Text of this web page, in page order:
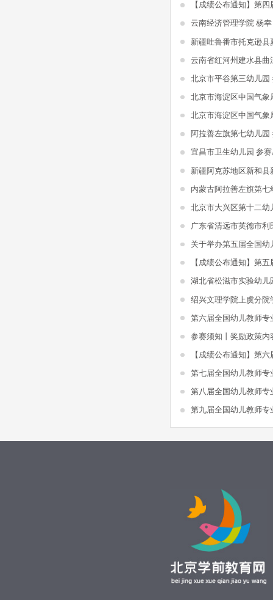
云南经济管理学院 杨
北京市平谷第三幼儿园
北京市海淀区中国气象
北京市海淀区中国气象
阿拉善左旗第七幼儿园
宜昌市卫生幼儿园 参
内蒙古阿拉善左旗第七
北京市大兴区第十二幼
湖北省松滋市实验幼儿
第六届全国幼儿教师专
参赛须知丨奖励政策内
第七届全国幼儿教师专
第八届全国幼儿教师专
第九届全国幼儿教师专